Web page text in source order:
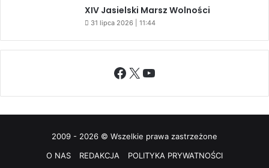
XIV Jasielski Marsz Wolności
31 lipca 2026 | 11:44
Facebook
X YouTube
2009 - 2026 © Wszelkie prawa zastrzeżone
O NAS
REDAKCJA POLITYKA PRYWATNOŚCI